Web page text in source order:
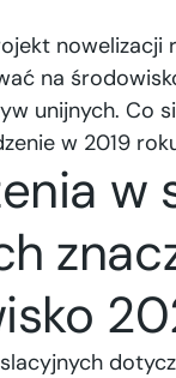
nowelizacji
na
unijnych. Co
w 2019
w